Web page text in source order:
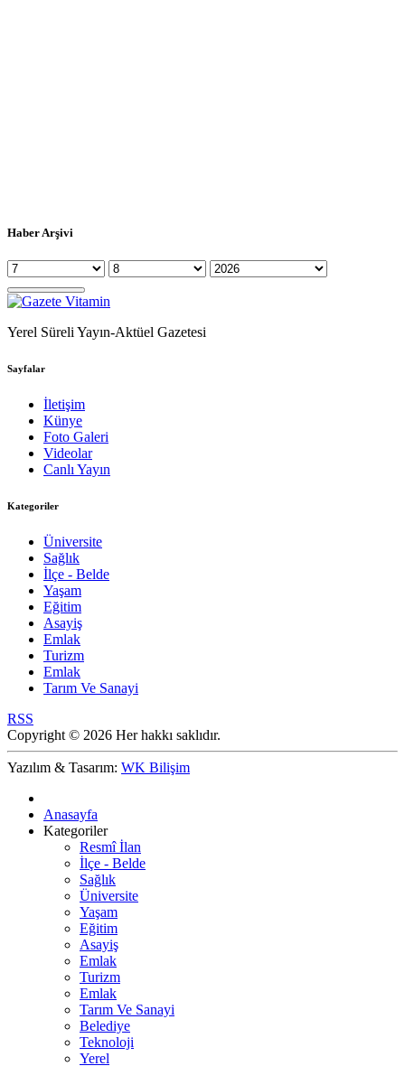
Haber Arşivi
Yerel Süreli Yayın-Aktüel Gazetesi
Sayfalar
İletişim
Künye
Foto Galeri
Videolar
Canlı Yayın
Kategoriler
Üniversite
Sağlık
İlçe - Belde
Yaşam
Eğitim
Asayiş
Emlak
Turizm
Emlak
Tarım Ve Sanayi
RSS
Copyright © 2026 Her hakkı saklıdır.
Yazılım & Tasarım: WK Bilişim
Anasayfa
Kategoriler
Resmî İlan
İlçe - Belde
Sağlık
Üniversite
Yaşam
Eğitim
Asayiş
Emlak
Turizm
Emlak
Tarım Ve Sanayi
Belediye
Teknoloji
Yerel